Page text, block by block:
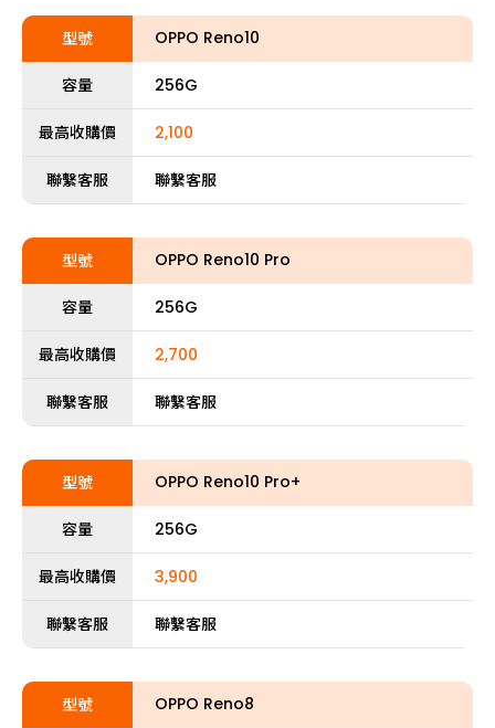
型號 OPPO Reno10
容量 256G
最高收購價 2,100
聯繫客服 聯繫客服
型號 OPPO Reno10 Pro
容量 256G
最高收購價 2,700
聯繫客服 聯繫客服
型號 OPPO Reno10 Pro+
容量 256G
最高收購價 3,900
聯繫客服 聯繫客服
型號 OPPO Reno8